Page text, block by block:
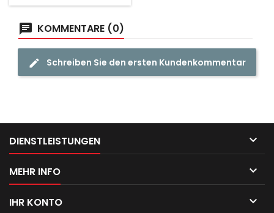
KOMMENTARE (0)
Schreiben Sie den ersten Kundenkommentar
DIENSTLEISTUNGEN 
MEHR INFO 
IHR KONTO 